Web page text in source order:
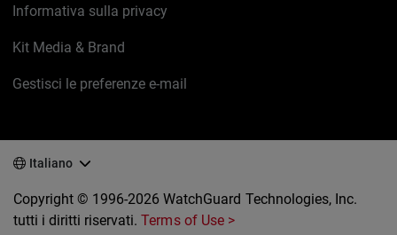
Informativa sulla privacy
Kit Media & Brand
Gestisci le preferenze e-mail
Italiano
Copyright © 1996-2026 WatchGuard Technologies, Inc.
tutti i diritti riservati.Terms of Use >